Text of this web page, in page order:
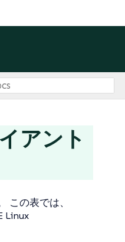
アント
この表では、
Linux